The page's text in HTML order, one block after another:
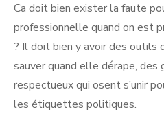
Ca doit bien exister la faute
professionnelle quand on est
? Il doit bien y avoir des outils
sauver quand elle dérape, des
respectueux qui osent s’unir
les étiquettes politiques.